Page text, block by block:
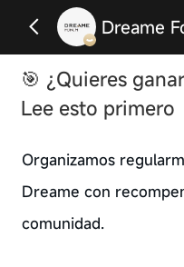
Dreame
🎯 ¿Quieres
Lee esto primero
Organizamos
Dreame con
comunidad.